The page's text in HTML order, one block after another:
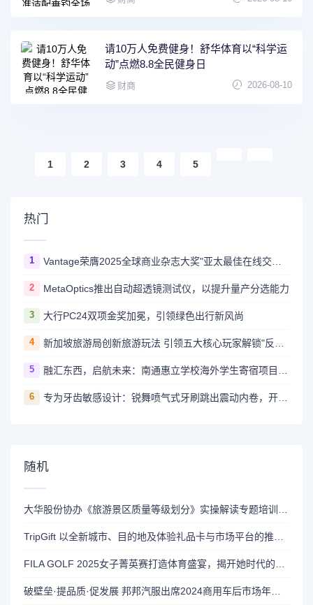
请10万人免费健身！舒华体育以“科学运
动”点燃8.8全民健身日
财商 2026-08-10
1 2 3 4 5
热门
1
2 MetaOptics推出自动超透镜测试仪，以提升量产分选能力
3 大行PC24双项金奖加冕，引领绿色出行新风尚
4
5
6 专为牙齿敏感设计：锐舞喷气式牙刷跳出震动内卷，开辟温和清洁新路径
随机
大华股份协办《旅游景区质量等级划分》实操解读专题培训班成功举行
TripGift 以全新城市、目的地及体验礼品卡与市场平台的推出，开启“全球本地梦想清单”之旅
FILA GOLF 2025女子菁英赛打造体育盛宴，揭开她时代的高尔夫新篇章
破壁垒·提品质·促发展 邦邦汽服出席2024商用车后市场年度大会